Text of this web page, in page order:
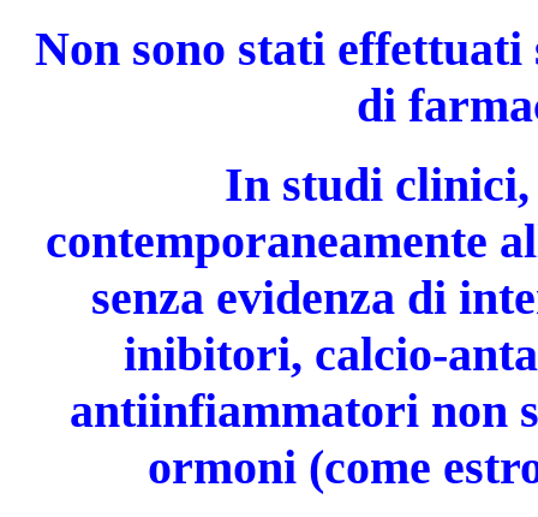
Non sono stati
di
In studi clinici,
contemporaneamente
senza evidenza di
inibitori, calcio-
antiinfiammatori non
ormoni (come